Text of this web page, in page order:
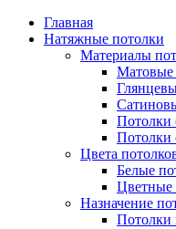
Главная
Натяжные потолки
Материалы
Матовые
Потолки
Потолки
Цвета
Белые
Цветные
Назначение
Потолки